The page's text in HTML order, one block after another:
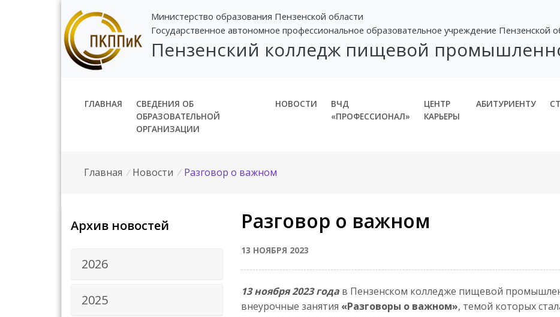
Министерство образования Пензенской области
Государственное автономное профессиональное образовательное учреждение Пензенской
Пензенский колледж пищевой
ГЛАВНАЯ
СВЕДЕНИЯ ОБ
ОБРАЗОВАТЕЛЬНОЙ
ОРГАНИЗАЦИИ
НОВОСТИ
ВЧД
«ПРОФЕССИОНАЛ»
ЦЕНТР
КАРЬЕРЫ
АБИТУРИЕНТУ
Главная / Новости / Разговор о важном
Архив новостей
2026
2025
Разговор о важном
13 НОЯБРЯ 2023
13 ноября 2023 года в Пензенском колледже пищевой
внеурочные занятия «Разговоры о важном», темой которых